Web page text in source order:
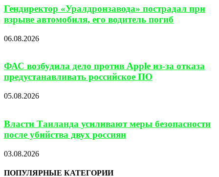
Гендиректор «Уралдронзавода» пострадал при
взрыве автомобиля, его водитель погиб
06.08.2026
ФАС возбудила дело против Apple из-за отказа
предустанавливать российское ПО
05.08.2026
Власти Таиланда усиливают меры безопасности
после убийства двух россиян
03.08.2026
ПОПУЛЯРНЫЕ КАТЕГОРИИ